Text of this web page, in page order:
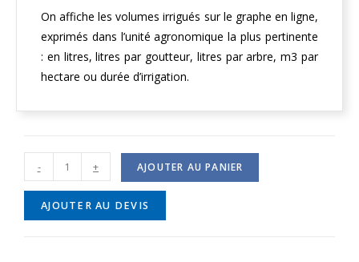
On affiche les volumes irrigués sur le graphe en ligne,
exprimés dans l’unité agronomique la plus pertinente
: en litres, litres par goutteur, litres par arbre, m3 par
hectare ou durée d’irrigation.
- + AJOUTER AU PANIER
AJOUTER AU DEVIS